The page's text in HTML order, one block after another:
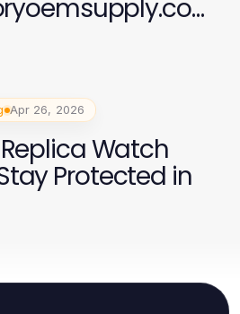
Apr 26, 2026
Watch
Protected in